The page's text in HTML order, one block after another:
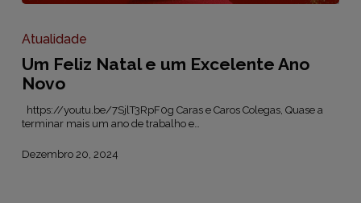
Natal
um
Excelente
Ano
Novo
Atualidade
Um Feliz Natal e um Excelente Ano
Novo
https://youtu.be/7SjlT3RpF0g Caras e Caros Colegas, Quase a
terminar mais um ano de trabalho e…
Dezembro 20, 2024